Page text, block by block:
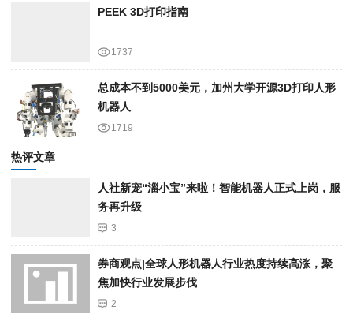
PEEK 3D打印指南
1737
总成本不到5000美元，加州大学开源3D打印人形
机器人
1719
热评文章
人社新宠“淄小宝”来啦！智能机器人正式上岗，服
务再升级
3
券商观点|全球人形机器人行业热度持续高涨，聚
焦加快行业发展步伐
2